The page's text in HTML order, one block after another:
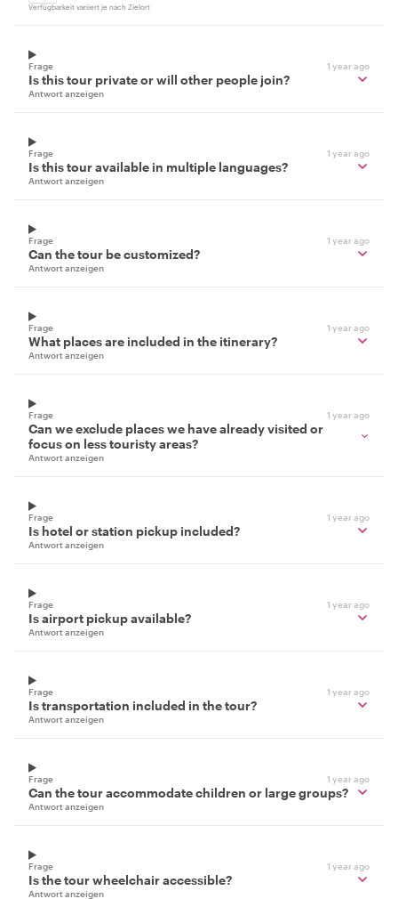
Verfügbarkeit variiert je nach Zielort
Frage 1 year ago
Is this tour private or will other people join?
Antwort anzeigen
Frage 1 year ago
Is this tour available in multiple languages?
Antwort anzeigen
Frage 1 year ago
Can the tour be customized?
Antwort anzeigen
Frage 1 year ago
What places are included in the itinerary?
Antwort anzeigen
Frage 1 year ago
Can we exclude places we have already visited or
focus on less touristy areas?
Antwort anzeigen
Frage 1 year ago
Is hotel or station pickup included?
Antwort anzeigen
Frage 1 year ago
Is airport pickup available?
Antwort anzeigen
Frage 1 year ago
Is transportation included in the tour?
Antwort anzeigen
Frage 1 year ago
Can the tour accommodate children or large groups?
Antwort anzeigen
Frage 1 year ago
Is the tour wheelchair accessible?
Antwort anzeigen